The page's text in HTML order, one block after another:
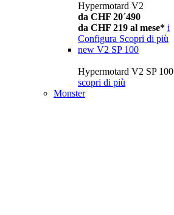
Hypermotard V2
da CHF 20´490
da CHF 219 al mese* i
Configura Scopri di più
new V2 SP 100
Hypermotard V2 SP 100
scopri di più
Monster